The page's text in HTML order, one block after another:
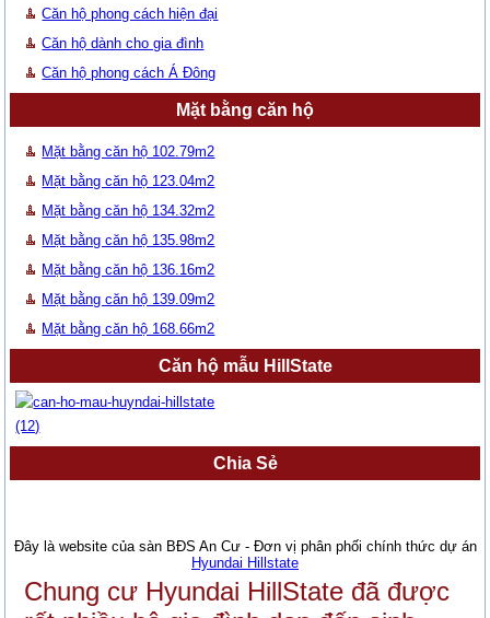
Căn hộ phong cách hiện đại
Căn hộ dành cho gia đình
Căn hộ phong cách Á Đông
Mặt bằng căn hộ
Mặt bằng căn hộ 102.79m2
Mặt bằng căn hộ 123.04m2
Mặt bằng căn hộ 134.32m2
Mặt bằng căn hộ 135.98m2
Mặt bằng căn hộ 136.16m2
Mặt bằng căn hộ 139.09m2
Mặt bằng căn hộ 168.66m2
Căn hộ mẫu HillState
Chia Sẻ
Đây là website của sàn BĐS An Cư - Đơn vị phân phối chính thức dự án
Hyundai Hillstate
Chung cư Hyundai HillState đã được